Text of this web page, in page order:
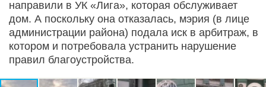
направили в УК «Лига», которая обслуживает
дом. А поскольку она отказалась, мэрия (в лице
администрации района) подала иск в арбитраж, в
котором и потребовала устранить нарушение
правил благоустройства.